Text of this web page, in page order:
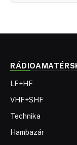
LF+HF
VHF+SHF
Technika
Hambazár